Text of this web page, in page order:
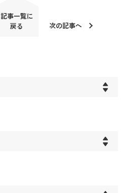
記事一覧に
戻る
次の記事へ